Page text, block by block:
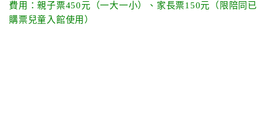
費用：親子票450元（一大一小）、家長票150元（限陪同已
購票兒童入館使用）